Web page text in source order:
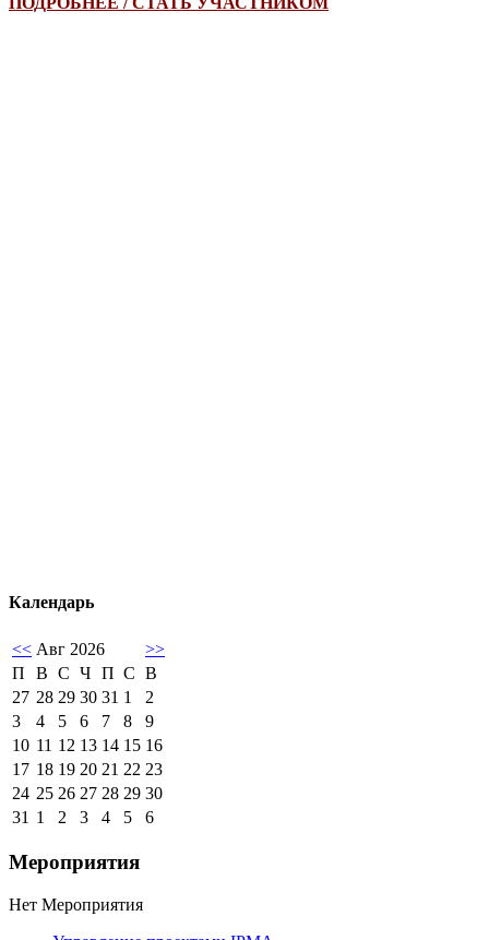
Календарь
<< Авг 2026
>>
П
В С Ч П С В
27 28 29 30 31 1
2
3
4 5 6 7 8
9
10 11 12 13 14 15 16
17 18 19 20 21 22 23
24 25 26 27 28 29 30
31 1 2 3 4 5 6
Мероприятия
Нет Мероприятия